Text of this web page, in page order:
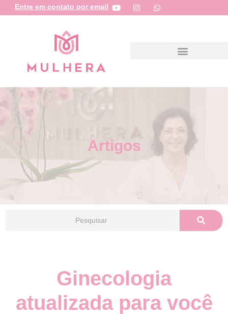
Entre em contato por email
Artigos
Ginecologia
atualizada para você